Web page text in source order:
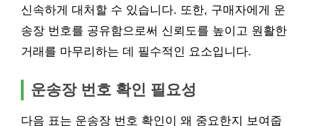
신속하게 대처할 수 있습니다. 또한, 구매자에게 운
송장 번호를 공유함으로써 신뢰도를 높이고 원활한
거래를 마무리하는 데 필수적인 요소입니다.
운송장 번호 확인 필요성
다음 표는 운송장 번호 확인이 왜 중요한지 보여줍